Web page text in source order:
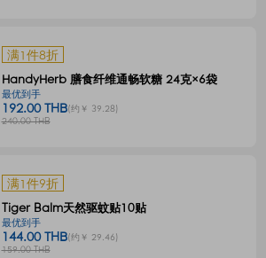
满1件8折
HandyHerb 膳食纤维通畅软糖 24克×6袋
最优到手
192.00 THB(约￥ 39.28)
240.00 THB
满1件9折
Tiger Balm天然驱蚊贴10贴
最优到手
144.00 THB(约￥ 29.46)
159.00 THB